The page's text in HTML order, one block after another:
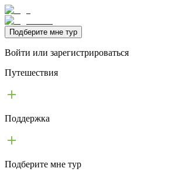
Подберите мне тур
Войти или зарегистрироваться
Путешествия
Поддержка
Подберите мне тур